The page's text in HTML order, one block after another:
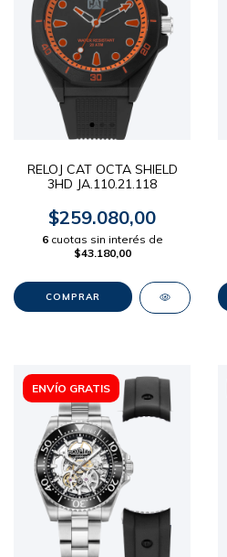
RELOJ CAT OCTA SHIELD
3HD JA.110.21.118
$259.080,00
6 cuotas sin interés de
$43.180,00
ENVÍO GRATIS